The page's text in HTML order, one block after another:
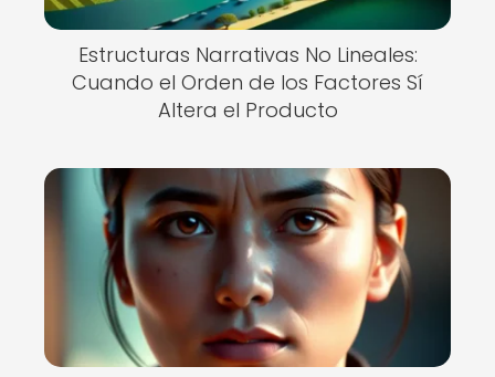
Estructuras Narrativas No Lineales:
Cuando el Orden de los Factores Sí
Altera el Producto